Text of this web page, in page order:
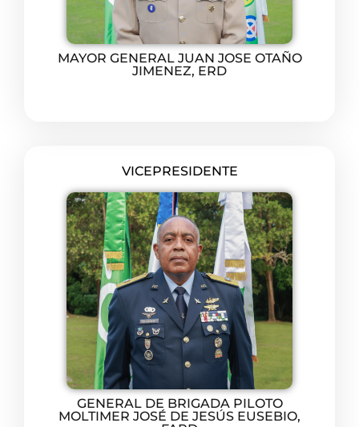
MAYOR GENERAL JUAN JOSE OTAÑO
JIMENEZ, ERD
VICEPRESIDENTE
GENERAL DE BRIGADA PILOTO
MOLTIMER JOSÉ DE JESÚS EUSEBIO,